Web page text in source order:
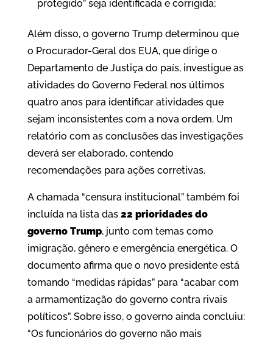
protegido” seja identificada e corrigida;
Além disso, o governo Trump determinou que
o Procurador-Geral dos EUA, que dirige o
Departamento de Justiça do país, investigue as
atividades do Governo Federal nos últimos
quatro anos para identificar atividades que
sejam inconsistentes com a nova ordem. Um
relatório com as conclusões das investigações
deverá ser elaborado, contendo
recomendações para ações corretivas.
A chamada “censura institucional” também foi
incluída na lista das 22 prioridades do
governo Trump, junto com temas como
imigração, gênero e emergência energética. O
documento afirma que o novo presidente está
tomando “medidas rápidas” para “acabar com
a armamentização do governo contra rivais
políticos”. Sobre isso, o governo ainda concluiu:
“Os funcionários do governo não mais